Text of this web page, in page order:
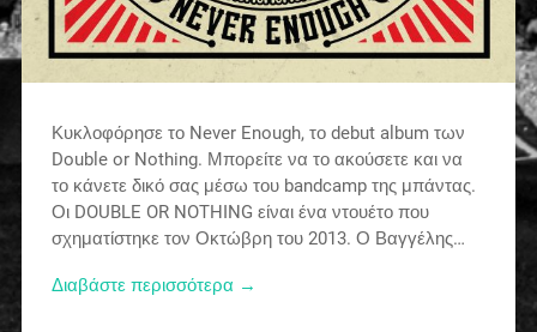
Κυκλοφόρησε το Never Enough, το debut album των
Double or Nothing. Μπορείτε να το ακούσετε και να
το κάνετε δικό σας μέσω του bandcamp της μπάντας.
Οι DOUBLE OR NOTHING είναι ένα ντουέτο που
σχηματίστηκε τον Οκτώβρη του 2013. Ο Βαγγέλης…
Διαβάστε περισσότερα →